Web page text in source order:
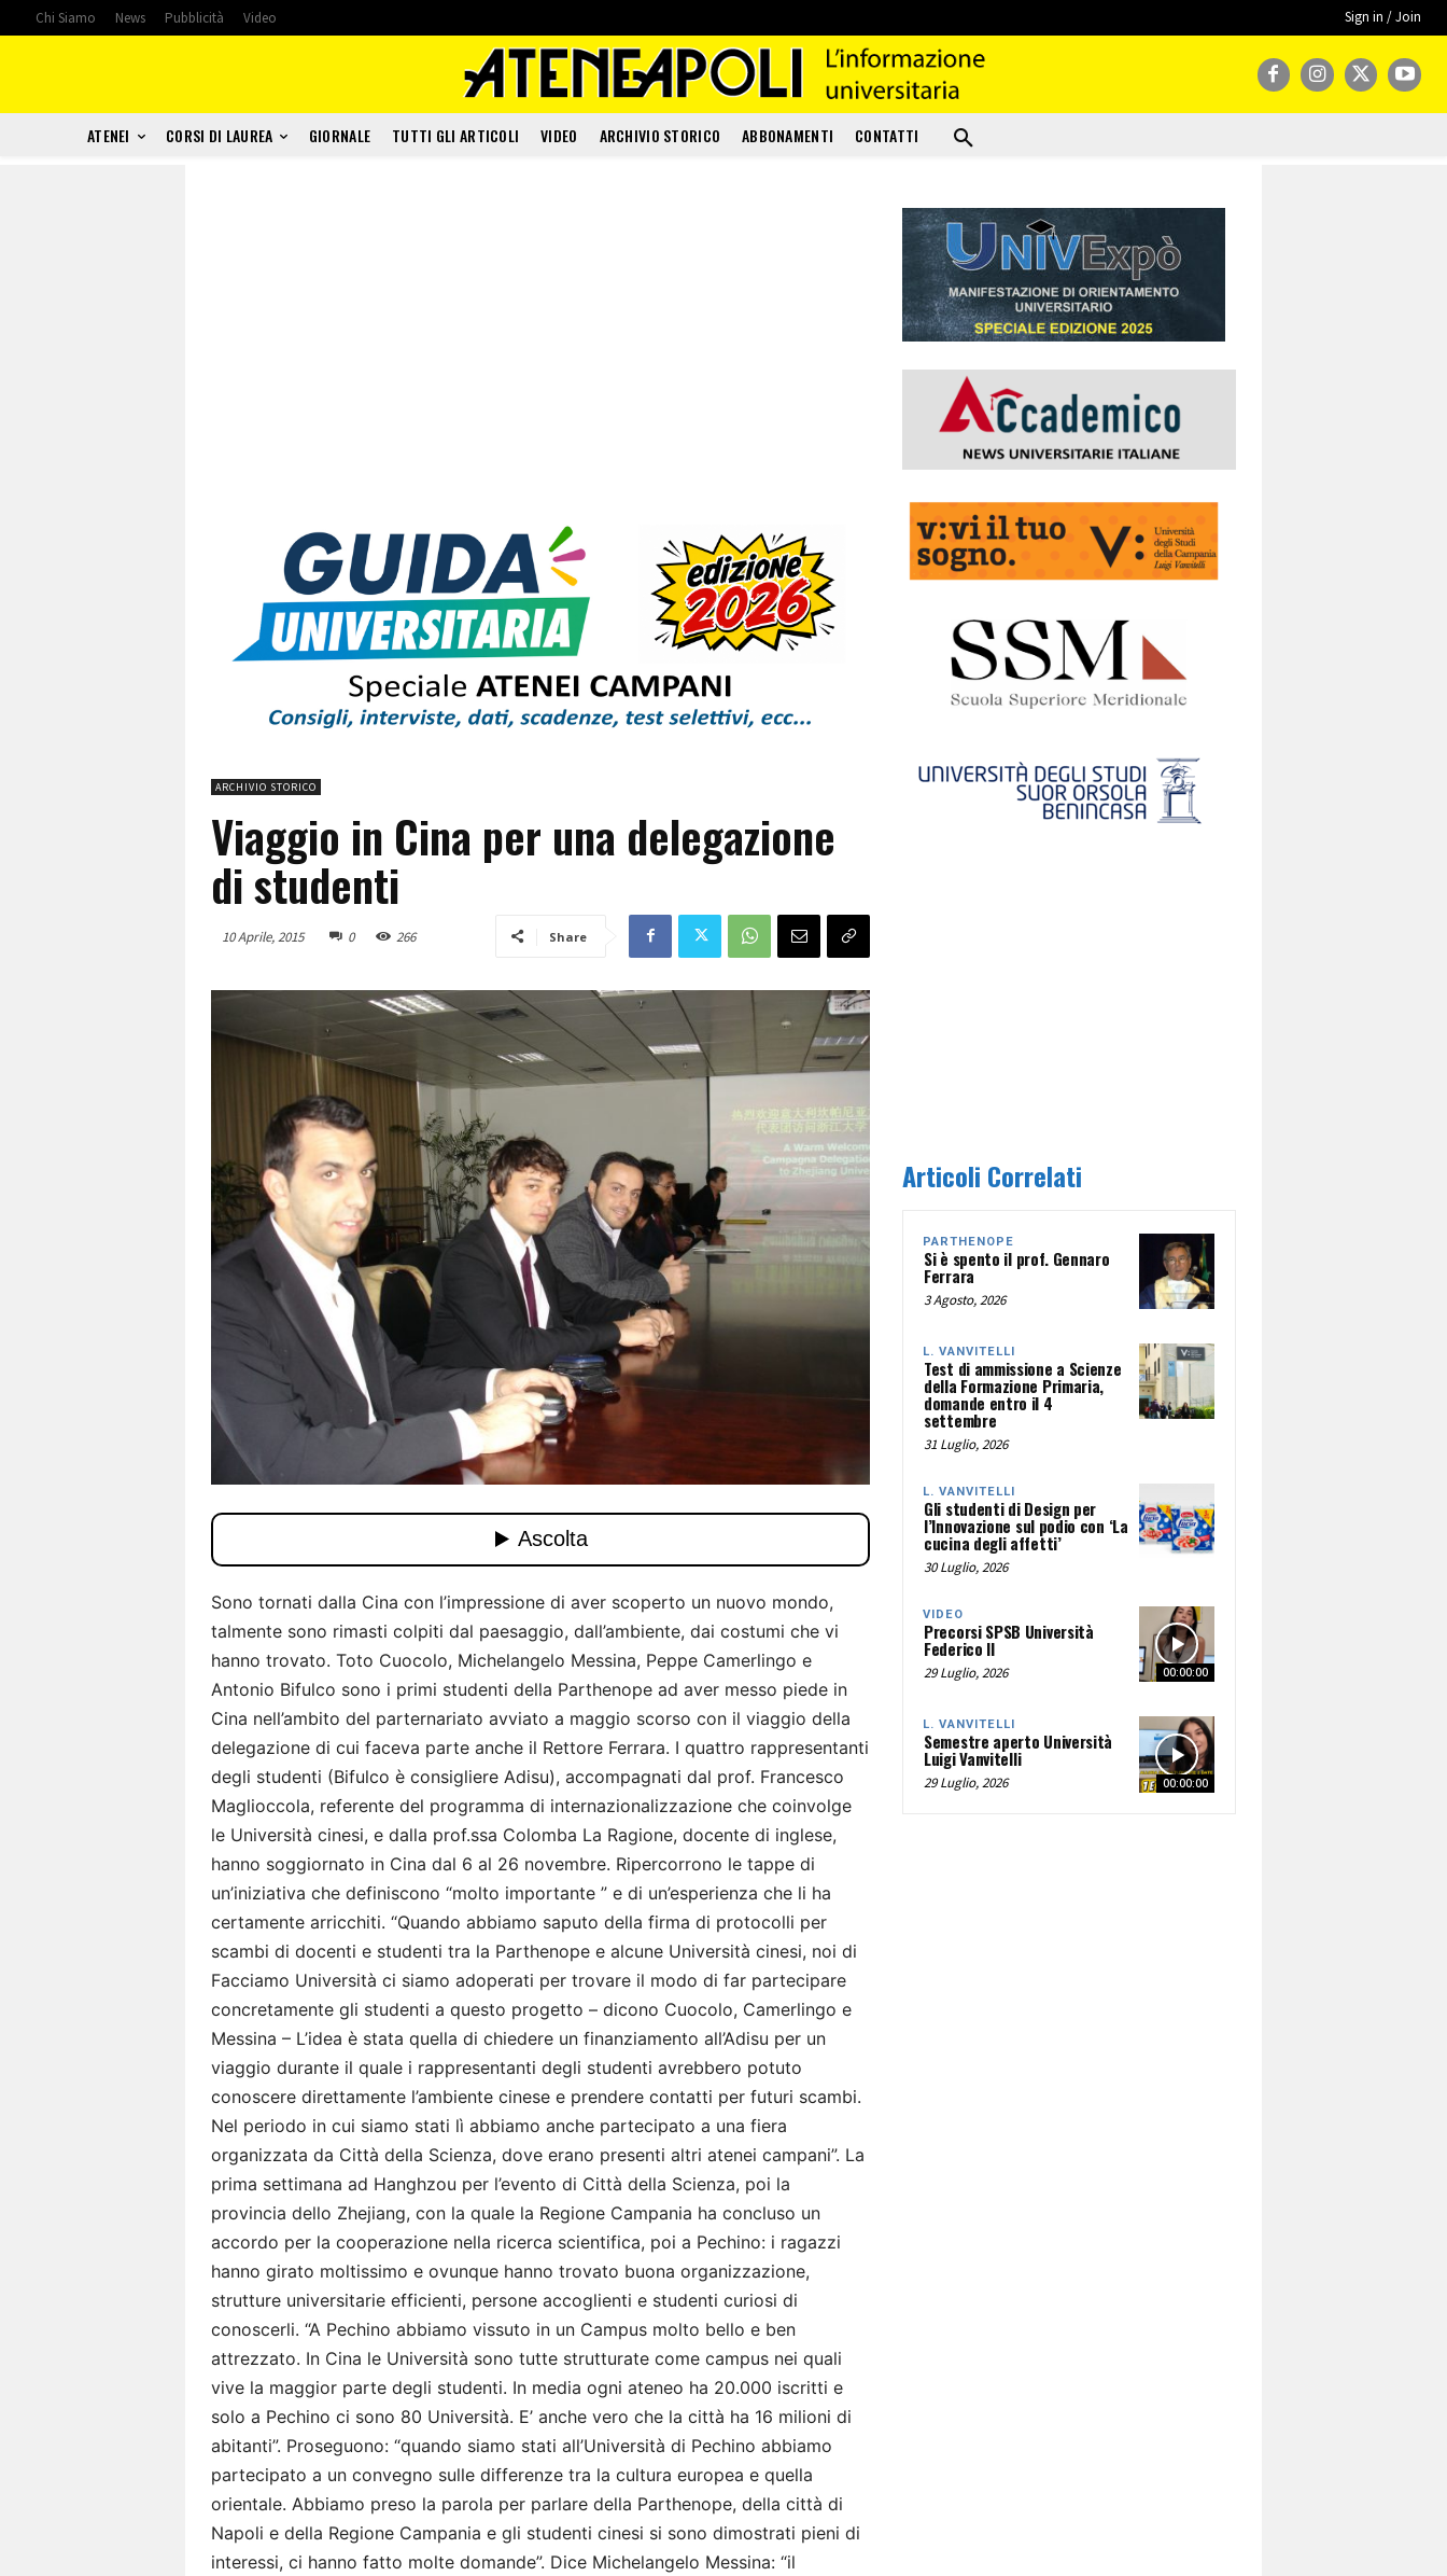
Chi Siamo News Pubblicità Video Sign in / Join
ATENEI CORSI DI LAUREA GIORNALE TUTTI GLI ARTICOLI VIDEO ARCHIVIO STORICO ABBONAMENTI CONTATTI
ARCHIVIO STORICO
Viaggio in Cina per una delegazione
di studenti
10 Aprile, 2015 0 266 Share
Sono tornati dalla Cina con l’impressione di aver scoperto un nuovo mondo,
talmente sono rimasti colpiti dal paesaggio, dall’ambiente, dai costumi che vi
hanno trovato. Toto Cuocolo, Michelangelo Messina, Peppe Camerlingo e
Antonio Bifulco sono i primi studenti della Parthenope ad aver messo piede in
Cina nell’ambito del parternariato avviato a maggio scorso con il viaggio della
delegazione di cui faceva parte anche il Rettore Ferrara. I quattro rappresentanti
degli studenti (Bifulco è consigliere Adisu), accompagnati dal prof. Francesco
Maglioccola, referente del programma di internazionalizzazione che coinvolge
le Università cinesi, e dalla prof.ssa Colomba La Ragione, docente di inglese,
hanno soggiornato in Cina dal 6 al 26 novembre. Ripercorrono le tappe di
un’iniziativa che definiscono “molto importante ” e di un’esperienza che li ha
certamente arricchiti. “Quando abbiamo saputo della firma di protocolli per
scambi di docenti e studenti tra la Parthenope e alcune Università cinesi, noi di
Facciamo Università ci siamo adoperati per trovare il modo di far partecipare
concretamente gli studenti a questo progetto – dicono Cuocolo, Camerlingo e
Messina – L’idea è stata quella di chiedere un finanziamento all’Adisu per un
viaggio durante il quale i rappresentanti degli studenti avrebbero potuto
conoscere direttamente l’ambiente cinese e prendere contatti per futuri scambi.
Nel periodo in cui siamo stati lì abbiamo anche partecipato a una fiera
organizzata da Città della Scienza, dove erano presenti altri atenei campani”. La
prima settimana ad Hanghzou per l’evento di Città della Scienza, poi la
provincia dello Zhejiang, con la quale la Regione Campania ha concluso un
accordo per la cooperazione nella ricerca scientifica, poi a Pechino: i ragazzi
hanno girato moltissimo e ovunque hanno trovato buona organizzazione,
strutture universitarie efficienti, persone accoglienti e studenti curiosi di
conoscerli. “A Pechino abbiamo vissuto in un Campus molto bello e ben
attrezzato. In Cina le Università sono tutte strutturate come campus nei quali
vive la maggior parte degli studenti. In media ogni ateneo ha 20.000 iscritti e
solo a Pechino ci sono 80 Università. E’ anche vero che la città ha 16 milioni di
abitanti”. Proseguono: “quando siamo stati all’Università di Pechino abbiamo
partecipato a un convegno sulle differenze tra la cultura europea e quella
orientale. Abbiamo preso la parola per parlare della Parthenope, della città di
Napoli e della Regione Campania e gli studenti cinesi si sono dimostrati pieni di
interessi, ci hanno fatto molte domande”. Dice Michelangelo Messina: “il
Articoli Correlati
PARTHENOPE
Si è spento il prof. Gennaro
Ferrara
3 Agosto, 2026
L. VANVITELLI
Test di ammissione a Scienze
della Formazione Primaria,
domande entro il 4
settembre
31 Luglio, 2026
L. VANVITELLI
Gli studenti di Design per
l’Innovazione sul podio con ‘La
cucina degli affetti’
30 Luglio, 2026
00:00:00
VIDEO
Precorsi SPSB Università
Federico II
29 Luglio, 2026
00:00:00
L. VANVITELLI
Semestre aperto Università
Luigi Vanvitelli
29 Luglio, 2026